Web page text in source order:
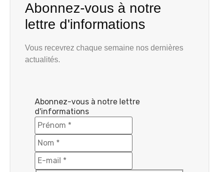
Abonnez-vous à notre
lettre d'informations
Vous recevrez chaque semaine nos dernières
actualités.
Abonnez-vous à notre lettre
d'informations